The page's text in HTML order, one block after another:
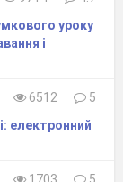
уроку
і
6512
5
електронний